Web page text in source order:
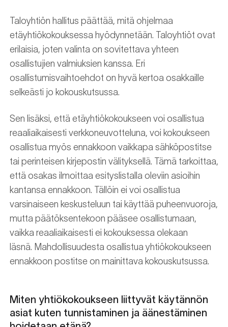
Taloyhtiön hallitus päättää, mitä ohjelmaa
etäyhtiökokouksessa hyödynnetään. Taloyhtiöt ovat
erilaisia, joten valinta on sovitettava yhteen
osallistujien valmiuksien kanssa. Eri
osallistumisvaihtoehdot on hyvä kertoa osakkaille
selkeästi jo kokouskutsussa.
Sen lisäksi, että etäyhtiökokoukseen voi osallistua
reaaliaikaisesti verkkoneuvotteluna, voi kokoukseen
osallistua myös ennakkoon vaikkapa sähköpostitse
tai perinteisen kirjepostin välityksellä. Tämä tarkoittaa,
että osakas ilmoittaa esityslistalla oleviin asioihin
kantansa ennakkoon. Tällöin ei voi osallistua
varsinaiseen keskusteluun tai käyttää puheenvuoroja,
mutta päätöksentekoon pääsee osallistumaan,
vaikka reaaliaikaisesti ei kokouksessa olekaan
läsnä. Mahdollisuudesta osallistua yhtiökokoukseen
ennakkoon postitse on mainittava kokouskutsussa.
Miten yhtiökokoukseen liittyvät käytännön
asiat kuten tunnistaminen ja äänestäminen